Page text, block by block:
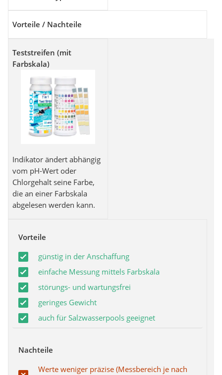
Vorteile / Nachteile
Teststreifen (mit
Farbskala)
Indikator ändert abhängig
vom pH-Wert oder
Chlorgehalt seine Farbe,
die an einer Farbskala
abgelesen werden kann.
Vorteile
günstig in der Anschaffung
einfache Messung mittels Farbskala
störungs- und wartungsfrei
geringes Gewicht
auch für Salzwasserpools geeignet
Nachteile
Werte weniger präzise (Messbereich je nach